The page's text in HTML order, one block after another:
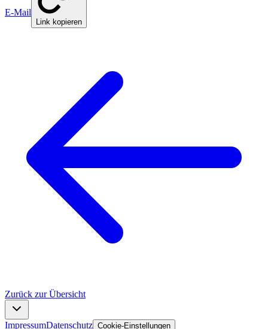
E-Mail
Link kopieren
Zurück zur Übersicht
ImpressumDatenschutz Cookie-Einstellungen